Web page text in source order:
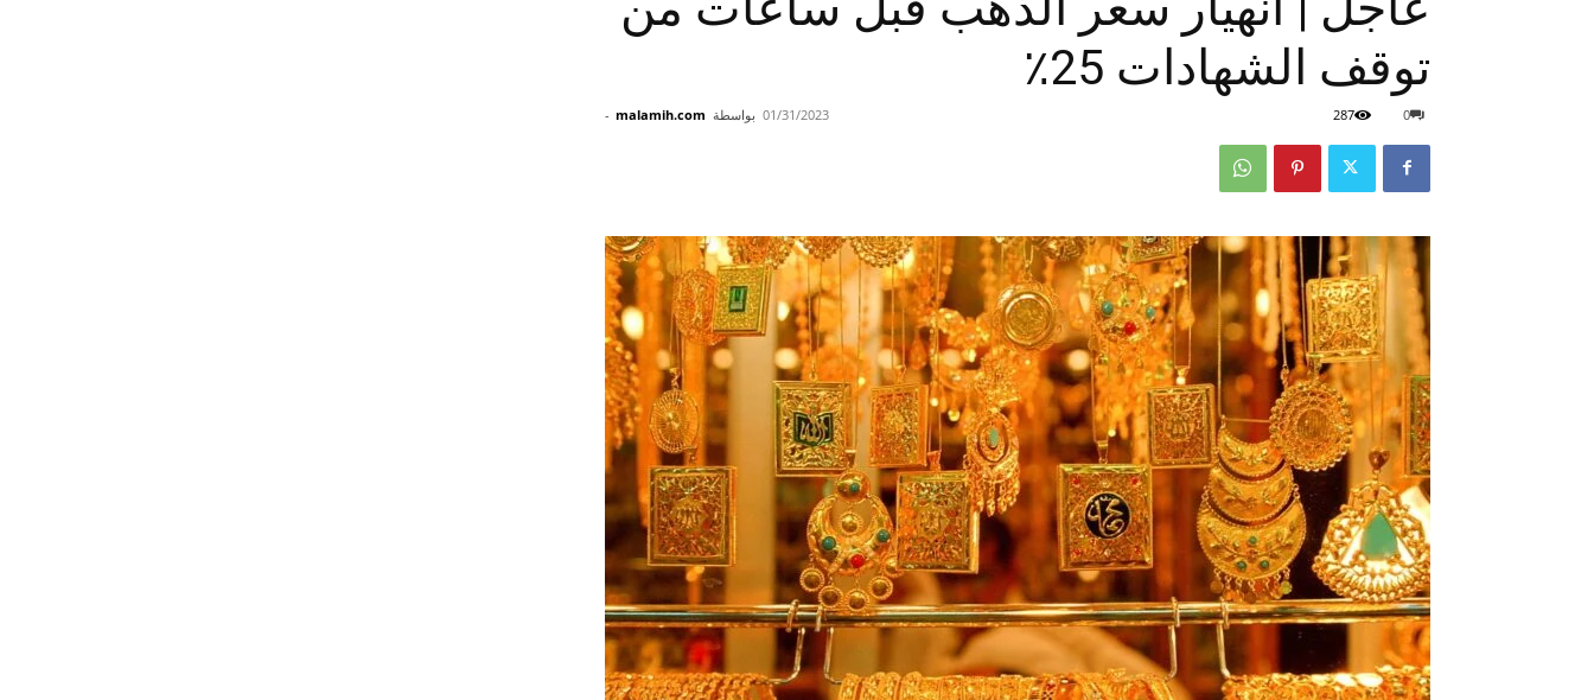
توقف الشهادات 25٪
بواسطة malamih.com
- 01/31/2023 0
287